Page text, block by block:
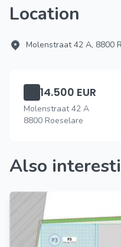
Location
Molenstraat 42 A, 8800
14.500 EUR
Molenstraat 42 A
8800 Roeselare
Also